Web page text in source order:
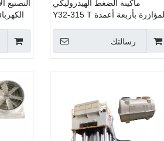
التصنيع
ماكينة الضغط الهيدروليكي
المؤازرة بأربعة أعمدة Y32-315 T
الأوتوماتيكية بالكامل لمعدات قاطع
رسالتك